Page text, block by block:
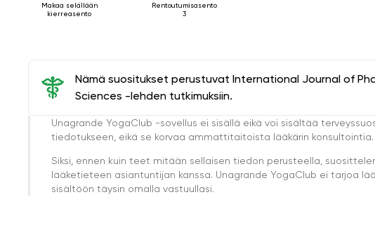
Makaa selällään
kierreasento
Rentoutumisasento
3
Nämä suositukset perustuvat International Journal of
Sciences -lehden tutkimuksiin.
Unagrande YogaClub -sovellus ei sisällä eikä voi sisältää
tiedotukseen, eikä se korvaa ammattitaitoista lääkärin konsultointia.
Siksi, ennen kuin teet mitään sellaisen tiedon perusteella,
lääketieteen asiantuntijan kanssa. Unagrande YogaClub ei tarjoa
sisältöön täysin omalla vastuullasi.